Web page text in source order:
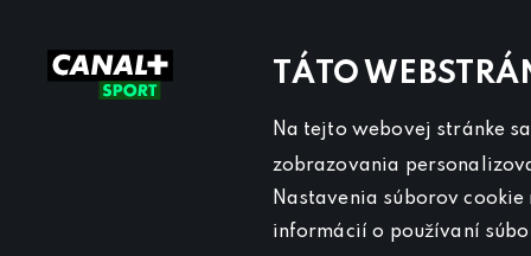
TÁTO
Na tejto webovej stránke
zobrazovania
Nastavenia súborov
informácií o používaní
TV program